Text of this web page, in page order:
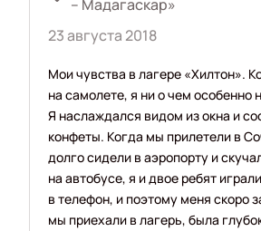
– Мадагаскар»
23 августа 2018
Мои чувства в лагере «Хилтон».
на самолете, я ни о чем особенно
Я наслаждался видом из окна и
конфеты. Когда мы прилетели в
долго сидели в аэропорту и
на автобусе, я и двое ребят
в телефон, и поэтому меня скоро
мы приехали в лагерь, была